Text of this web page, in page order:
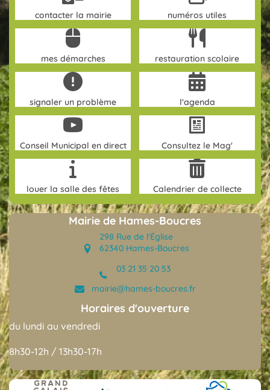
contacter la mairie numéros utiles
mes démarches restauration scolaire
signaler un problème l'agenda
Conseil Municipal en direct Consultez le Mag'
louer la salle des fêtes Calendrier de collecte
Mairie de Hames-Boucres
298 Rue de l'Église
62340 Hames-Boucres
(opens in new tab)
03 21 35 20 53
(opens in new tab)
mairie@hames-boucres.fr
Horaires d'ouverture
du lundi au vendredi
8h30-12h / 13h30-17h